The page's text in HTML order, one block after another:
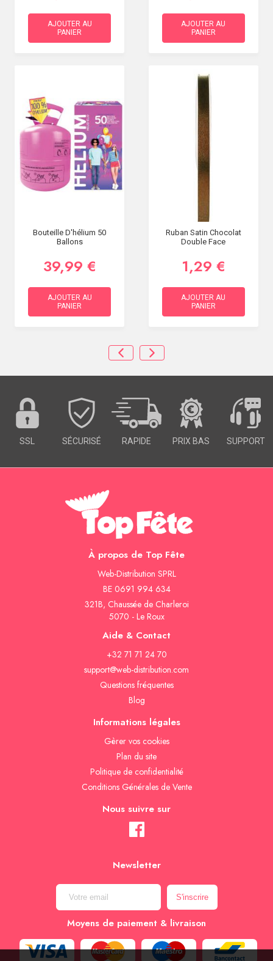
AJOUTER AU
PANIER
AJOUTER AU
PANIER
Bouteille D'hélium 50
Ballons
39,99 €
AJOUTER AU
PANIER
Ruban Satin Chocolat
Double Face
1,29 €
AJOUTER AU
PANIER
SSL SÉCURISÉ RAPIDE PRIX BAS SUPPORT
À propos de Top Fête
Web-Distribution SPRL
BE 0691 994 634
321B, Chaussée de Charleroi
5070 - Le Roux
Aide & Contact
+32 71 71 24 70
support@web-distribution.com
Questions fréquentes
Blog
Informations légales
Gèrer vos cookies
Plan du site
Politique de confidentialité
Conditions Générales de Vente
Nous suivre sur
Newsletter
Moyens de paiement & livraison